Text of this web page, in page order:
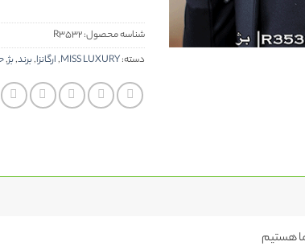
شناسه محصول:R3532
دسته:MISS LUXURY
,ارگانزا,برند,بژ,